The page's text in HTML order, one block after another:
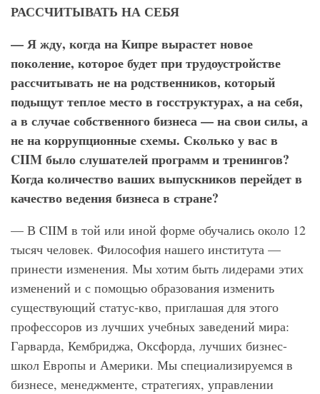
РАССЧИТЫВАТЬ НА СЕБЯ
— Я жду, когда на Кипре вырастет новое
поколение, которое будет при трудоустройстве
рассчитывать не на родственников, который
подыщут теплое место в госструктурах, а на себя,
а в случае собственного бизнеса — на свои силы, а
не на коррупционные схемы. Сколько у вас в
CIIMбыло слушателей программ и тренингов?
Когда количество ваших выпускников перейдет в
качество ведения бизнеса в стране?
— В CIIM в той или иной форме обучались около 12
тысяч человек. Философия нашего института —
принести изменения. Мы хотим быть лидерами этих
изменений и с помощью образования изменить
существующий статус-кво, приглашая для этого
профессоров из лучших учебных заведений мира:
Гарварда, Кембриджа, Оксфорда, лучших бизнес-
школ Европы и Америки. Мы специализируемся в
бизнесе, менеджменте, стратегиях, управлении